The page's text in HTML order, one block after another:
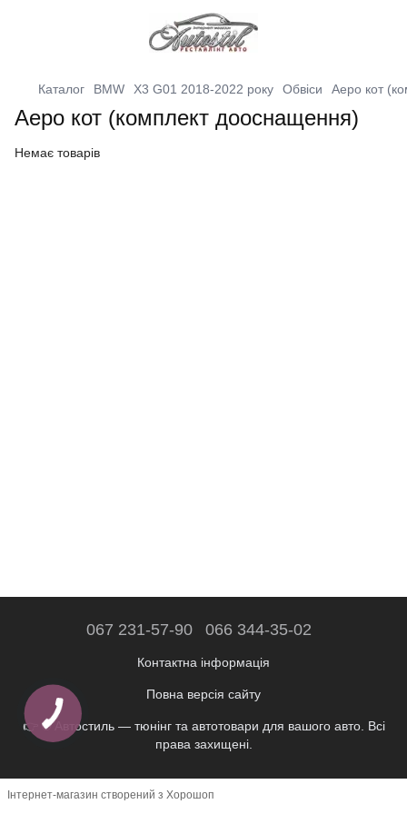
Каталог BMW X3 G01 2018-2022 року Обвіси Аеро кот
Аеро кот (комплект дооснащення)
Немає товарів
067 231-57-90 066 344-35-02
Контактна інформація
Повна версія сайту
👉 © Автостиль — тюнінг та автотовари для вашого авто. Всі
права захищені.
Інтернет-магазин створений з Хорошоп